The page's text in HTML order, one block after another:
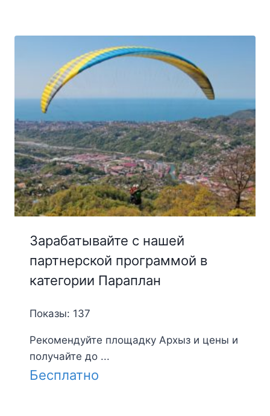
Зарабатывайте с нашей
партнерской программой в
категории Параплан
Показы: 137
Рекомендуйте площадку Архыз и цены и
получайте до ...
Бесплатно